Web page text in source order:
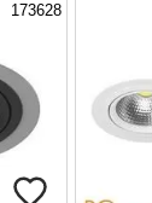
173628